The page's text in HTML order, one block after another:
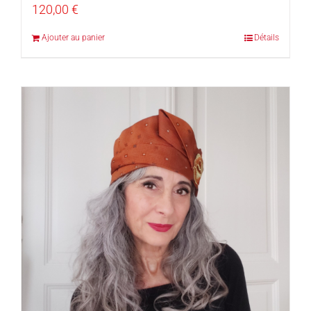
120,00 €
Ajouter au panier Détails